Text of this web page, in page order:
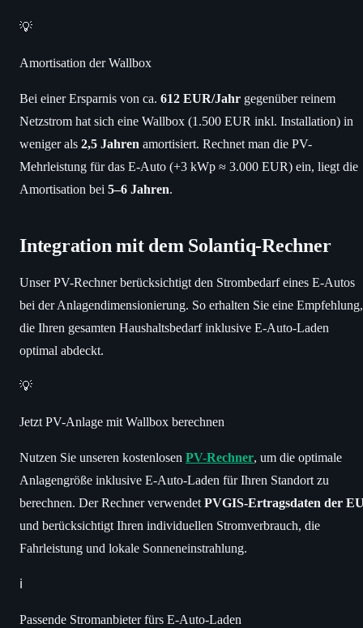
💡
Amortisation der Wallbox
Bei einer Ersparnis von ca. 612 EUR/Jahr gegenüber reinem
Netzstrom hat sich eine Wallbox (1.500 EUR inkl. Installation) in
weniger als 2,5 Jahren amortisiert. Rechnet man die PV-
Mehrleistung für das E-Auto (+3 kWp ≈ 3.000 EUR) ein, liegt die
Amortisation bei 5–6 Jahren.
Integration mit dem Solantiq-Rechner
Unser PV-Rechner berücksichtigt den Strombedarf eines E-Autos
bei der Anlagendimensionierung. So erhalten Sie eine Empfehlung,
die Ihren gesamten Haushaltsbedarf inklusive E-Auto-Laden
optimal abdeckt.
💡
Jetzt PV-Anlage mit Wallbox berechnen
Nutzen Sie unseren kostenlosen PV-Rechner, um die optimale
Anlagengröße inklusive E-Auto-Laden für Ihren Standort zu
berechnen. Der Rechner verwendet PVGIS-Ertragsdaten der
und berücksichtigt Ihren individuellen Stromverbrauch, die
Fahrleistung und lokale Sonneneinstrahlung.
ℹ️
Passende Stromanbieter fürs E-Auto-Laden